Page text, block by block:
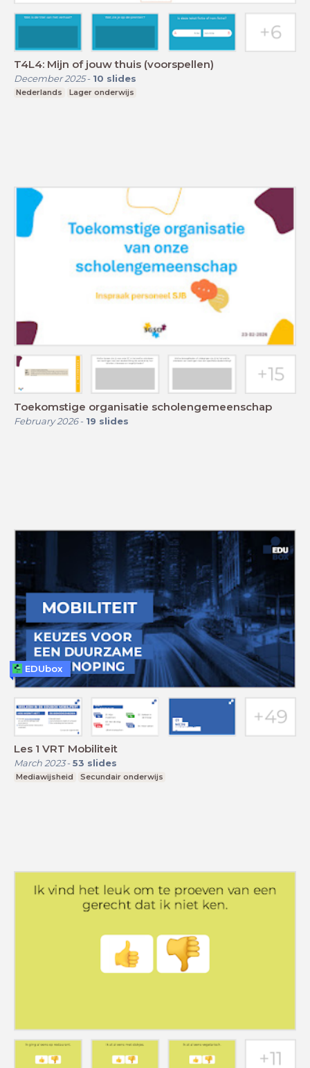
T4L4: Mijn of jouw thuis (voorspellen)
December 2025- 10 slides
Nederlands Lager onderwijs
Toekomstige organisatie scholengemeenschap
February 2026- 19 slides
Les 1 VRT Mobiliteit
March 2023- 53 slides
Mediawijsheid Secundair onderwijs
EDUbox